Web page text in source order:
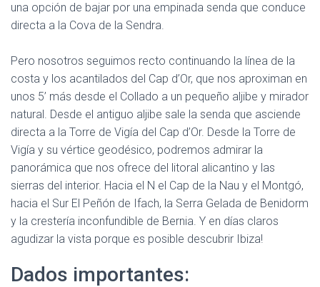
una opción de bajar por una empinada senda que conduce
directa a la Cova de la Sendra.
Pero nosotros seguimos recto continuando la línea de la
costa y los acantilados del Cap d’Or, que nos aproximan en
unos 5’ más desde el Collado a un pequeño aljibe y mirador
natural. Desde el antiguo aljibe sale la senda que asciende
directa a la Torre de Vigía del Cap d’Or. Desde la Torre de
Vigía y su vértice geodésico, podremos admirar la
panorámica que nos ofrece del litoral alicantino y las
sierras del interior. Hacia el N el Cap de la Nau y el Montgó,
hacia el Sur El Peñón de Ifach, la Serra Gelada de Benidorm
y la crestería inconfundible de Bernia. Y en días claros
agudizar la vista porque es posible descubrir Ibiza!
Dados importantes: